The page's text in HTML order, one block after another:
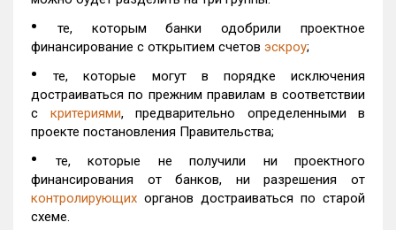
•
те, которым банки одобрили проектное
финансирование с открытием счетов эскроу;
•те, которые могут в порядке исключения
достраиваться по прежним правилам в соответствии
с критериями, предварительно определенными в
проекте постановления Правительства;
•
те, которые не получили ни проектного
финансирования от банков, ни разрешения от
контролирующих органов достраиваться по старой
схеме.